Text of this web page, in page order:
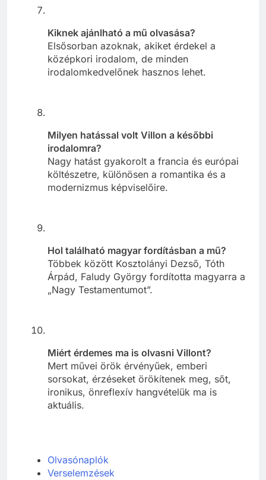
Kiknek ajánlható a mű olvasása?
Elsősorban azoknak, akiket érdekel a
középkori irodalom, de minden
irodalomkedvelőnek hasznos lehet.
Milyen hatással volt Villon a későbbi
irodalomra?
Nagy hatást gyakorolt a francia és európai
költészetre, különösen a romantika és a
modernizmus képviselőire.
Hol található magyar fordításban a mű?
Többek között Kosztolányi Dezső, Tóth
Árpád, Faludy György fordította magyarra a
„Nagy Testamentumot”.
Miért érdemes ma is olvasni Villont?
Mert művei örök érvényűek, emberi
sorsokat, érzéseket örökítenek meg, sőt,
ironikus, önreflexív hangvételük ma is
aktuális.
Olvasónaplók
Verselemzések